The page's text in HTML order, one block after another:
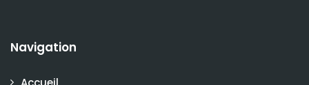
Navigation